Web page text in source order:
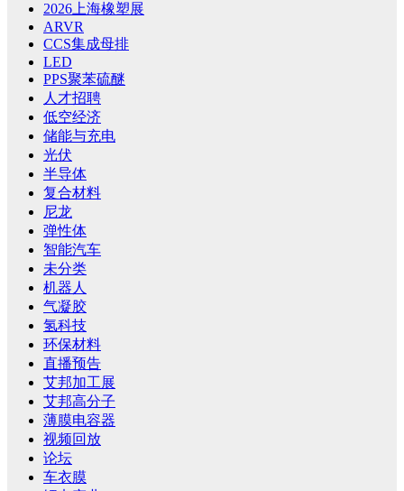
2026上海橡塑展
ARVR
CCS集成母排
LED
PPS聚苯硫醚
人才招聘
低空经济
储能与充电
光伏
半导体
复合材料
尼龙
弹性体
智能汽车
未分类
机器人
气凝胶
氢科技
环保材料
直播预告
艾邦加工展
艾邦高分子
薄膜电容器
视频回放
论坛
车衣膜